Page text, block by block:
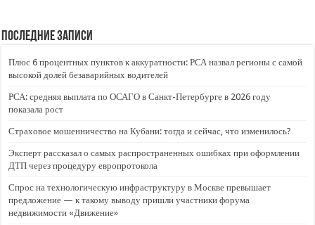
Последние записи
Плюс 6 процентных пунктов к аккуратности: РСА назвал регионы с самой
высокой долей безаварийных водителей
РСА: средняя выплата по ОСАГО в Санкт-Петербурге в 2026 году
показала рост
Страховое мошенничество на Кубани: тогда и сейчас, что изменилось?
Эксперт рассказал о самых распространенных ошибках при оформлении
ДТП через процедуру европротокола
Спрос на технологическую инфраструктуру в Москве превышает
предложение — к такому выводу пришли участники форума
недвижимости «Движение»